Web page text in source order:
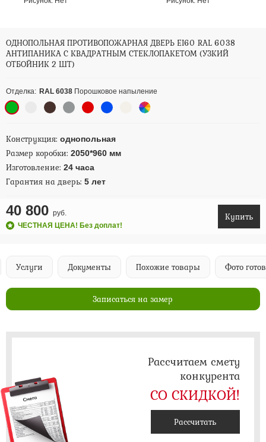
ОДНОПОЛЬНАЯ ПРОТИВОПОЖАРНАЯ ДВЕРЬ EI60 RAL 6038
АНТИПАНИКА С КВАДРАТНЫМ СТЕКЛОПАКЕТОМ (УЗКИЙ
ОТБОЙНИК 2 ШТ)
Отделка: RAL 6038 Порошковое напыление
Конструкция: однопольная
Размер коробки: 2050*960 мм
Изготовление: 24 часа
Гарантия на дверь: 5 лет
40 800 руб.
ЧЕСТНАЯ ЦЕНА! Без доплат!
Купить
Услуги Документы Похожие товары Фото
Записаться на замер
Рассчитаем смету
конкурента
СО СКИДКОЙ!
Рассчитать